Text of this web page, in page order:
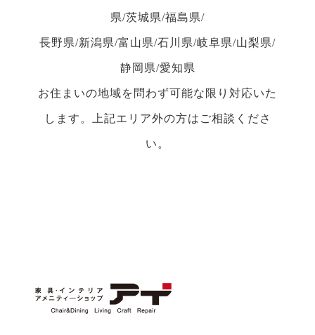
県/茨城県/福島県/
長野県/新潟県/富山県/石川県/岐阜県/山梨県/
静岡県/愛知県
お住まいの地域を問わず可能な限り対応いた
します。上記エリア外の方はご相談くださ
い。